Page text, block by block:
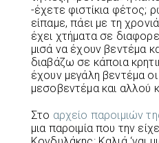
-έχετε φιστίκια φέτος;
είπαμε, πάει με τη
έχει χτήματα σε
μισά να έχουν βεντέμα
διαβάζω σε κάποια
έχουν μεγάλη βεντέμα
μεσοβεντέμα και αλλού
Στο αρχείο παροιμιών
μια παροιμία που την